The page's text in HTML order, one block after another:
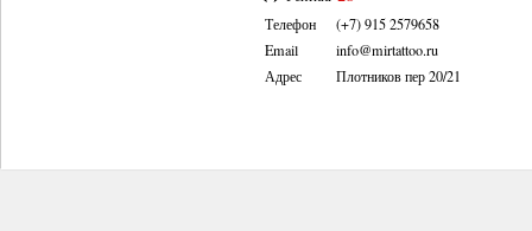
Телефон
(+7) 915 2579658
Email
info@mirtattoo.ru
Адрес
Плотников пер 20/21